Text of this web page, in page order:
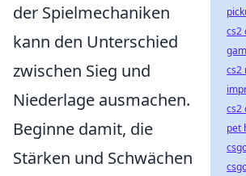
der Spielmechaniken
kann den Unterschied
zwischen Sieg und
Niederlage ausmachen.
Beginne damit, die
Stärken und Schwächen
cs2
cs2
cs2
pet